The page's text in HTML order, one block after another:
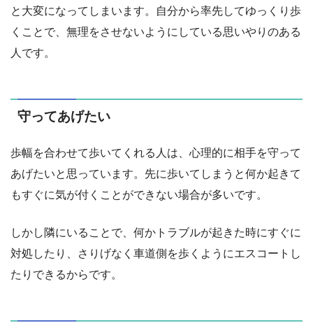
と大変になってしまいます。自分から率先してゆっくり歩
くことで、無理をさせないようにしている思いやりのある
人です。
守ってあげたい
歩幅を合わせて歩いてくれる人は、心理的に相手を守って
あげたいと思っています。先に歩いてしまうと何か起きて
もすぐに気が付くことができない場合が多いです。
しかし隣にいることで、何かトラブルが起きた時にすぐに
対処したり、さりげなく車道側を歩くようにエスコートし
たりできるからです。